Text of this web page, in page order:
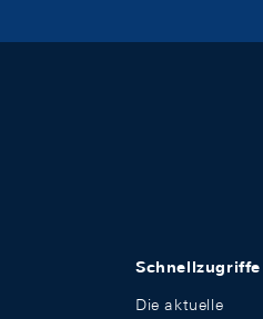
Schnellzugriffe
Die aktuelle